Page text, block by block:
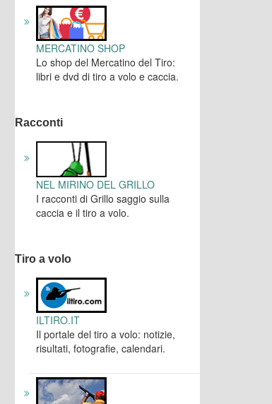
MERCATINO SHOP
Lo shop del Mercatino del Tiro:
libri e dvd di tiro a volo e caccia.
Racconti
NEL MIRINO DEL GRILLO
I racconti di Grillo saggio sulla
caccia e il tiro a volo.
Tiro a volo
ILTIRO.IT
Il portale del tiro a volo: notizie,
risultati, fotografie, calendari.